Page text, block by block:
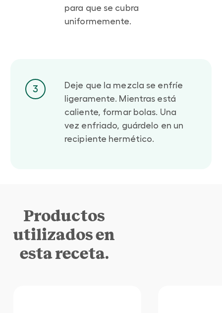
para que se cubra
uniformemente.
3
Deje que la mezcla se enfríe
ligeramente. Mientras está
caliente, formar bolas. Una
vez enfriado, guárdelo en un
recipiente hermético.
Productos
utilizados en
esta receta.